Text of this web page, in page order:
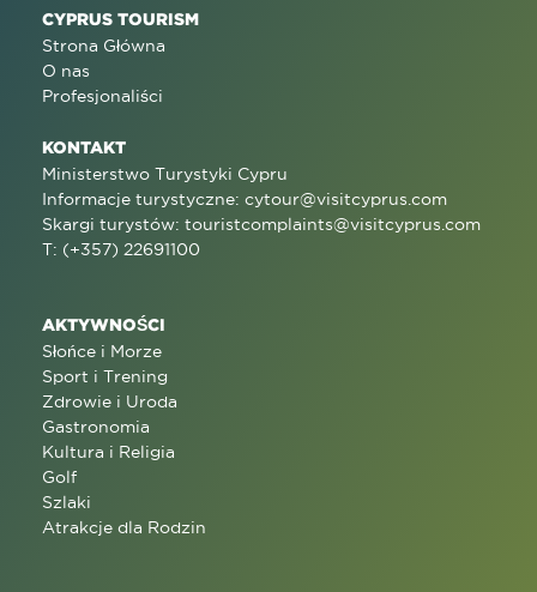
CYPRUS TOURISM
Strona Główna
O nas
Profesjonaliści
KONTAKT
Ministerstwo Turystyki Cypru
Informacje turystyczne: cytour@visitcyprus.com
Skargi turystów: touristcomplaints@visitcyprus.com
T: (+357) 22691100
AKTYWNOŚCI
Słońce i Morze
Sport i Trening
Zdrowie i Uroda
Gastronomia
Kultura i Religia
Golf
Szlaki
Atrakcje dla Rodzin